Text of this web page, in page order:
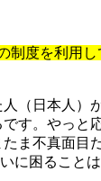
制度を利用
（日本人）
す。やっと
ま不真面目
に困ること